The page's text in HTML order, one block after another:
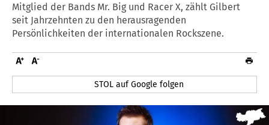
Mitglied der Bands Mr. Big und Racer X, zählt Gilbert
seit Jahrzehnten zu den herausragenden
Persönlichkeiten der internationalen Rockszene.
STOL auf Google folgen